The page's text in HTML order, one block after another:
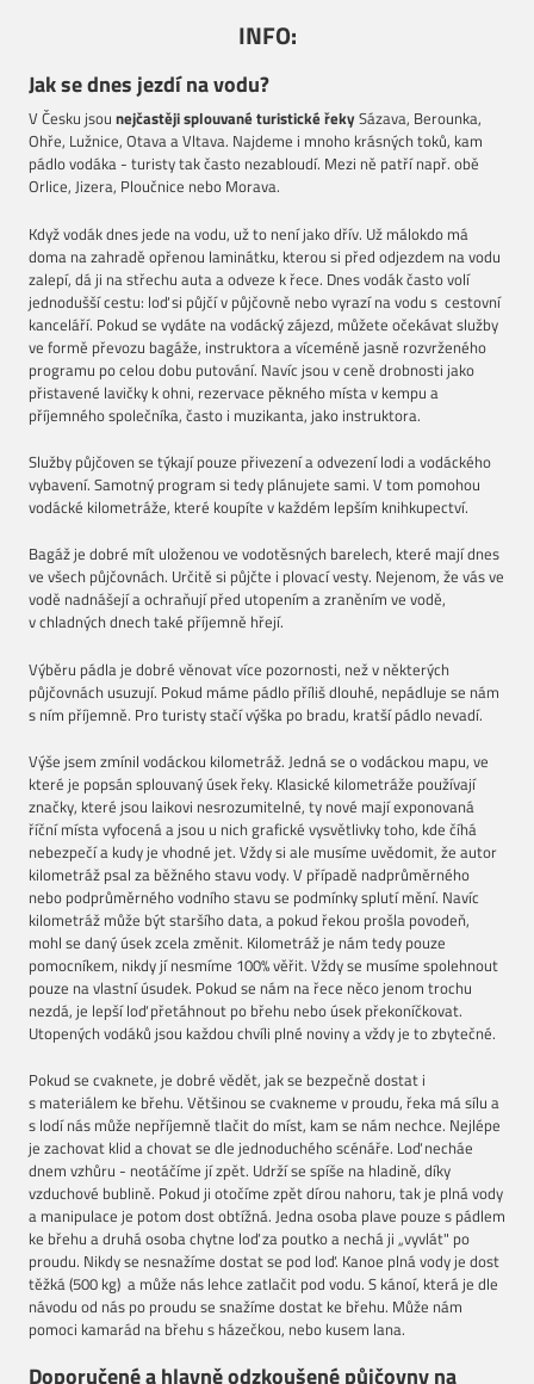
INFO:
Jak se dnes jezdí na vodu?
V Česku jsou nejčastěji splouvané turistické řekySázava, Berounka,
Ohře, Lužnice, Otava a Vltava. Najdeme i mnoho krásných toků, kam
pádlo vodáka - turisty tak často nezabloudí. Mezi ně patří např. obě
Orlice, Jizera, Ploučnice nebo Morava.
Když vodák dnes jede na vodu, už to není jako dřív. Už málokdo má
doma na zahradě opřenou laminátku, kterou si před odjezdem na vodu
zalepí, dá ji na střechu auta a odveze k řece. Dnes vodák často volí
jednodušší cestu: loď si půjčí v půjčovně nebo vyrazí na vodu s cestovní
kanceláří. Pokud se vydáte na vodácký zájezd, můžete očekávat služby
ve formě převozu bagáže, instruktora a víceméně jasně rozvrženého
programu po celou dobu putování. Navíc jsou v ceně drobnosti jako
přistavené lavičky k ohni, rezervace pěkného místa v kempu a
příjemného společníka, často i muzikanta, jako instruktora.
Služby půjčoven se týkají pouze přivezení a odvezení lodi a vodáckého
vybavení. Samotný program si tedy plánujete sami. V tom pomohou
vodácké kilometráže, které koupíte v každém lepším knihkupectví.
Bagáž je dobré mít uloženou ve vodotěsných barelech, které mají dnes
ve všech půjčovnách. Určitě si půjčte i plovací vesty. Nejenom, že vás ve
vodě nadnášejí a ochraňují před utopením a zraněním ve vodě,
v chladných dnech také příjemně hřejí.
Výběru pádla je dobré věnovat více pozornosti, než v některých
půjčovnách usuzují. Pokud máme pádlo příliš dlouhé, nepádluje se nám
s ním příjemně. Pro turisty stačí výška po bradu, kratší pádlo nevadí.
Výše jsem zmínil vodáckou kilometráž. Jedná se o vodáckou mapu, ve
které je popsán splouvaný úsek řeky. Klasické kilometráže používají
značky, které jsou laikovi nesrozumitelné, ty nové mají exponovaná
říční místa vyfocená a jsou u nich grafické vysvětlivky toho, kde číhá
nebezpečí a kudy je vhodné jet. Vždy si ale musíme uvědomit, že autor
kilometráž psal za běžného stavu vody. V případě nadprůměrného
nebo podprůměrného vodního stavu se podmínky splutí mění. Navíc
kilometráž může být staršího data, a pokud řekou prošla povodeň,
mohl se daný úsek zcela změnit. Kilometráž je nám tedy pouze
pomocníkem, nikdy jí nesmíme 100% věřit. Vždy se musíme spolehnout
pouze na vlastní úsudek. Pokud se nám na řece něco jenom trochu
nezdá, je lepší loď přetáhnout po břehu nebo úsek překoníčkovat.
Utopených vodáků jsou každou chvíli plné noviny a vždy je to zbytečné.
Pokud se cvaknete, je dobré vědět, jak se bezpečně dostat i
s materiálem ke břehu. Většinou se cvakneme v proudu, řeka má sílu a
s lodí nás může nepříjemně tlačit do míst, kam se nám nechce. Nejlépe
je zachovat klid a chovat se dle jednoduchého scénáře. Loď necháe
dnem vzhůru - neotáčíme jí zpět. Udrží se spíše na hladině, díky
vzduchové bublině. Pokud ji otočíme zpět dírou nahoru, tak je plná vody
a manipulace je potom dost obtížná. Jedna osoba plave pouze s pádlem
ke břehu a druhá osoba chytne loď za poutko a nechá ji „vyvlát" po
proudu. Nikdy se nesnažíme dostat se pod loď. Kanoe plná vody je dost
těžká (500 kg) a může nás lehce zatlačit pod vodu. S kánoí, která je dle
návodu od nás po proudu se snažíme dostat ke břehu. Může nám
pomoci kamarád na břehu s házečkou, nebo kusem lana.
Doporučené a hlavně odzkoušené půjčovny na